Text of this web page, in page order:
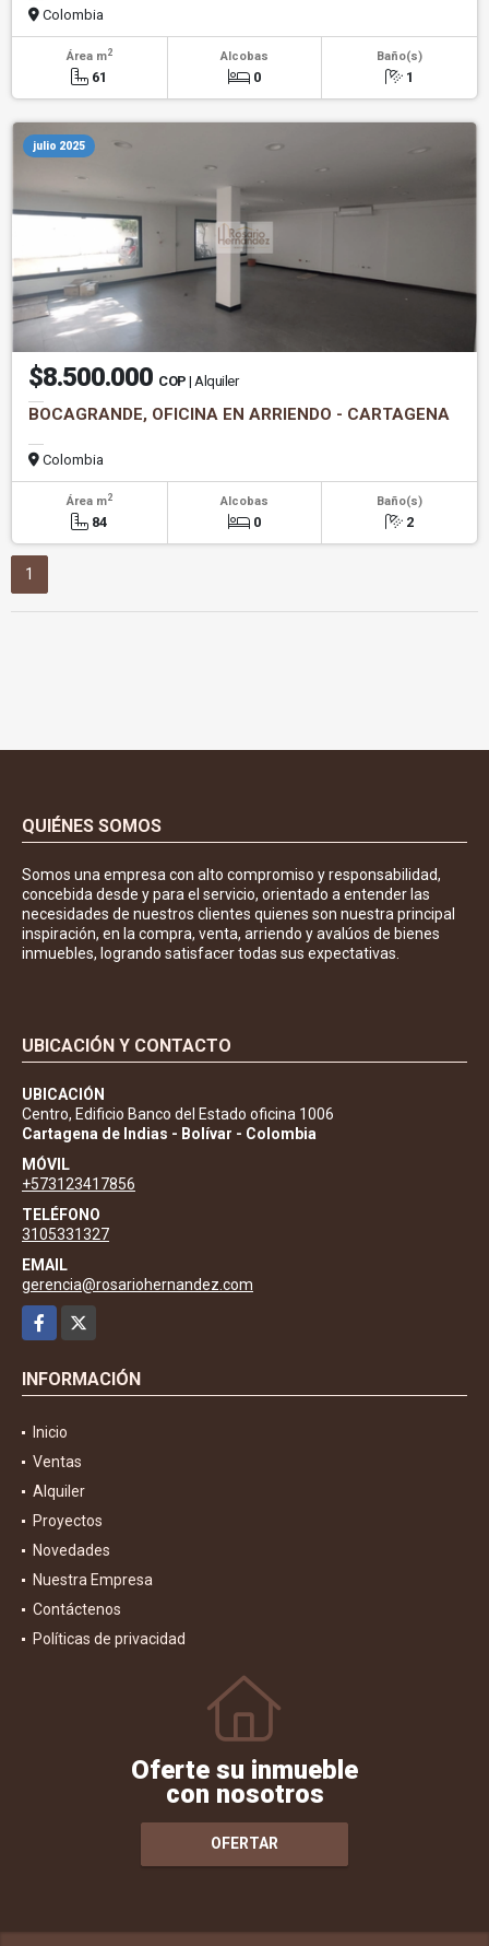
Colombia
Área m2
61
Alcobas
0
Baño(s)
1
julio 2025
$8.500.000 COP | Alquiler
BOCAGRANDE, OFICINA EN ARRIENDO - CARTAGENA
Colombia
Área m2
84
Alcobas
0
Baño(s)
2
1
QUIÉNES SOMOS
Somos una empresa con alto compromiso y responsabilidad,
concebida desde y para el servicio, orientado a entender las
necesidades de nuestros clientes quienes son nuestra principal
inspiración, en la compra, venta, arriendo y avalúos de bienes
inmuebles, logrando satisfacer todas sus expectativas.
UBICACIÓN Y CONTACTO
UBICACIÓN
Centro, Edificio Banco del Estado oficina 1006
Cartagena de Indias - Bolívar - Colombia
MÓVIL
+573123417856
TELÉFONO
3105331327
EMAIL
gerencia@rosariohernandez.com
Facebook
INFORMACIÓN
Inicio
Ventas
Alquiler
Proyectos
Novedades
Nuestra Empresa
Contáctenos
Políticas de privacidad
Oferte su inmueble
con nosotros
OFERTAR